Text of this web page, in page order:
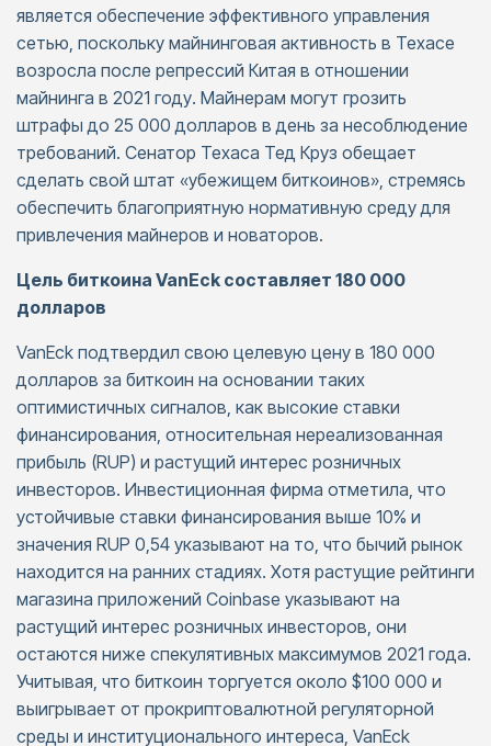
является обеспечение эффективного управления
сетью, поскольку майнинговая активность в Техасе
возросла после репрессий Китая в отношении
майнинга в 2021 году. Майнерам могут грозить
штрафы до 25 000 долларов в день за несоблюдение
требований. Сенатор Техаса Тед Круз обещает
сделать свой штат «убежищем биткоинов», стремясь
обеспечить благоприятную нормативную среду для
привлечения майнеров и новаторов.
Цель биткоина VanEck составляет 180 000
долларов
VanEck подтвердил свою целевую цену в 180 000
долларов за биткоин на основании таких
оптимистичных сигналов, как высокие ставки
финансирования, относительная нереализованная
прибыль (RUP) и растущий интерес розничных
инвесторов. Инвестиционная фирма отметила, что
устойчивые ставки финансирования выше 10% и
значения RUP 0,54 указывают на то, что бычий рынок
находится на ранних стадиях. Хотя растущие рейтинги
магазина приложений Coinbase указывают на
растущий интерес розничных инвесторов, они
остаются ниже спекулятивных максимумов 2021 года.
Учитывая, что биткоин торгуется около $100 000 и
выигрывает от прокриптовалютной регуляторной
среды и институционального интереса, VanEck